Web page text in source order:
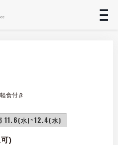
11.6(水)~12.4(水)
軽食付き
)